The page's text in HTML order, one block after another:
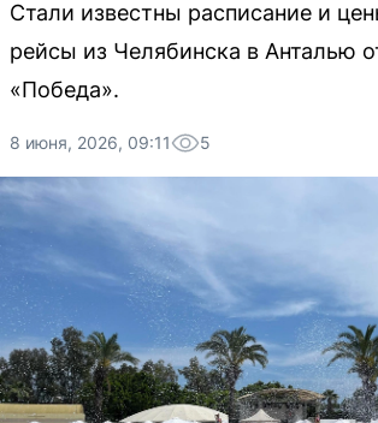
Стали известны расписание и
рейсы из Челябинска в Анталью
«Победа».
8 июня, 2026, 09:11 5